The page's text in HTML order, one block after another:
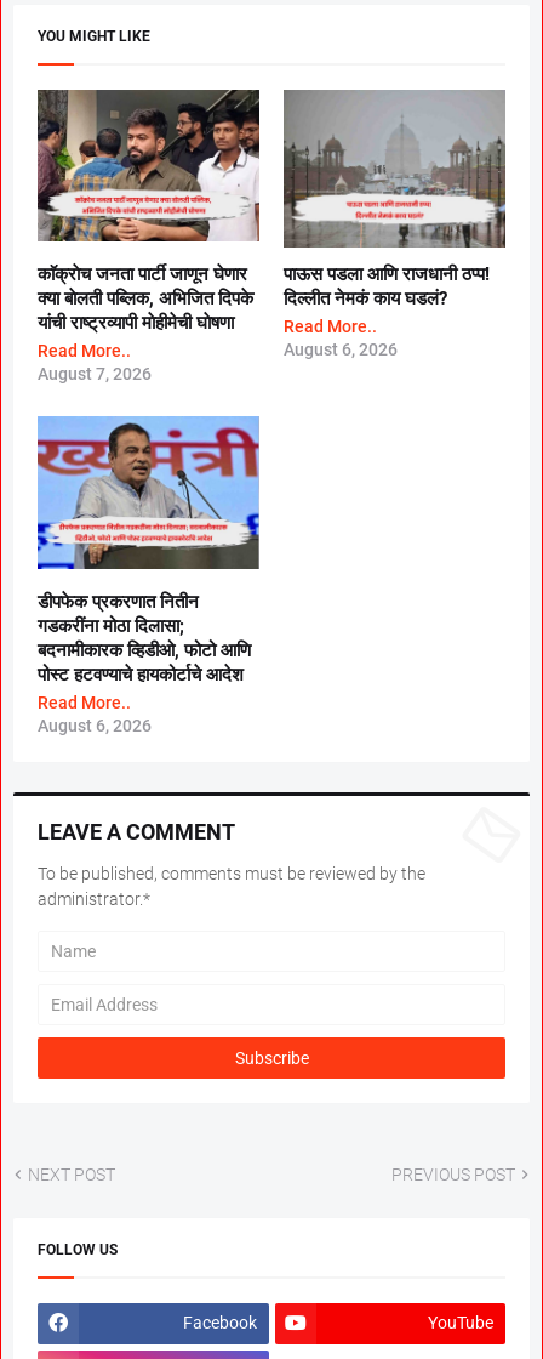
YOU MIGHT LIKE
काॅक्राेच जनता पार्टी जाणून घेणार
क्या बाेलती पब्लिक, अभिजित दिपके
यांची राष्ट्रव्यापी माेहीमेची घाेषणा
Read More..
August 7, 2026
पाऊस पडला आणि राजधानी ठप्प!
दिल्लीत नेमकं काय घडलं?
Read More..
August 6, 2026
डीपफेक प्रकरणात नितीन
गडकरींना मोठा दिलासा;
बदनामीकारक व्हिडीओ, फोटो आणि
पोस्ट हटवण्याचे हायकोर्टाचे आदेश
Read More..
August 6, 2026
LEAVE A COMMENT
To be published, comments must be reviewed by the
administrator.*
NEXT POST PREVIOUS POST
FOLLOW US
Facebook YouTube